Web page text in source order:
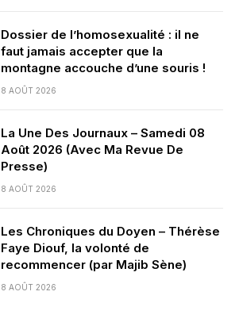
Dossier de l’homosexualité : il ne
faut jamais accepter que la
montagne accouche d’une souris !
8 AOÛT 2026
La Une Des Journaux – Samedi 08
Août 2026 (Avec Ma Revue De
Presse)
8 AOÛT 2026
Les Chroniques du Doyen – Thérèse
Faye Diouf, la volonté de
recommencer (par Majib Sène)
8 AOÛT 2026